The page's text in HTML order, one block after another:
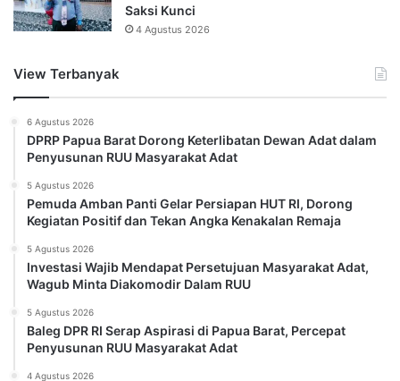
Saksi Kunci
4 Agustus 2026
View Terbanyak
6 Agustus 2026
DPRP Papua Barat Dorong Keterlibatan Dewan Adat dalam
Penyusunan RUU Masyarakat Adat
5 Agustus 2026
Pemuda Amban Panti Gelar Persiapan HUT RI, Dorong
Kegiatan Positif dan Tekan Angka Kenakalan Remaja
5 Agustus 2026
Investasi Wajib Mendapat Persetujuan Masyarakat Adat,
Wagub Minta Diakomodir Dalam RUU
5 Agustus 2026
Baleg DPR RI Serap Aspirasi di Papua Barat, Percepat
Penyusunan RUU Masyarakat Adat
4 Agustus 2026